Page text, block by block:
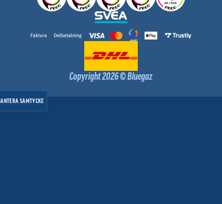
Copyright 2026 © Bluegaz
SAMTYCKE